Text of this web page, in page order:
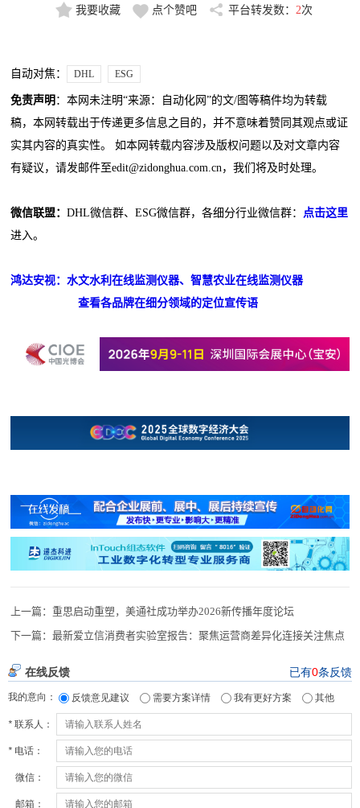
我要收藏 点个赞吧 平台转发数： 2次
自动对焦： DHL ESG
免责声明 ：本网未注明“来源：自动化网”的文/图等稿件均为转载
稿，本网转载出于传递更多信息之目的，并不意味着赞同其观点或证
实其内容的真实性。 如本网转载内容涉及版权问题以及对文章内容
有疑议，请发邮件至edit@zidonghua.com.cn，我们将及时处理。
微信联盟：DHL微信群、ESG微信群，各细分行业微信群：
点击这里
进入。
鸿达安视：水文水利在线监测仪器、智慧农业在线监测仪器
查看各品牌在细分领域的定位宣传语
上一篇：重思启动重塑，美通社成功举办2026新传播年度论坛
下一篇：最新爱立信消费者实验室报告：聚焦运营商差异化连接关注焦点